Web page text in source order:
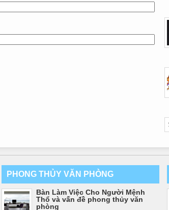
PHONG THỦY VĂN PHÒNG
Bàn Làm Việc Cho Người Mệnh
Thổ và vấn đề phong thủy văn
phòng